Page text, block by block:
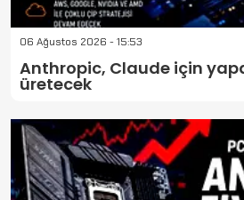
06 Ağustos 2026 - 15:53
Anthropic, Claude için
üretecek